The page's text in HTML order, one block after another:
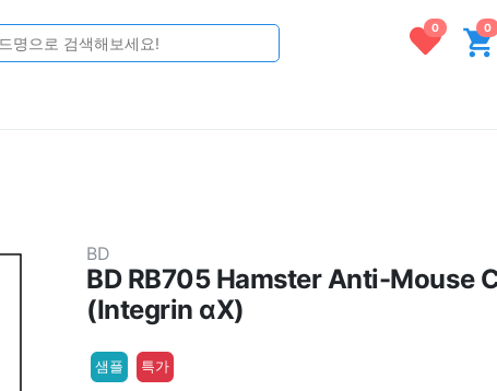
0 0
BD
BD RB705 Hamster Anti-Mouse
(Integrin αX)
샘플 특가